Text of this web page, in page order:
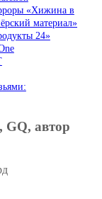
«Хижина в
материал»
24»
GQ, автор